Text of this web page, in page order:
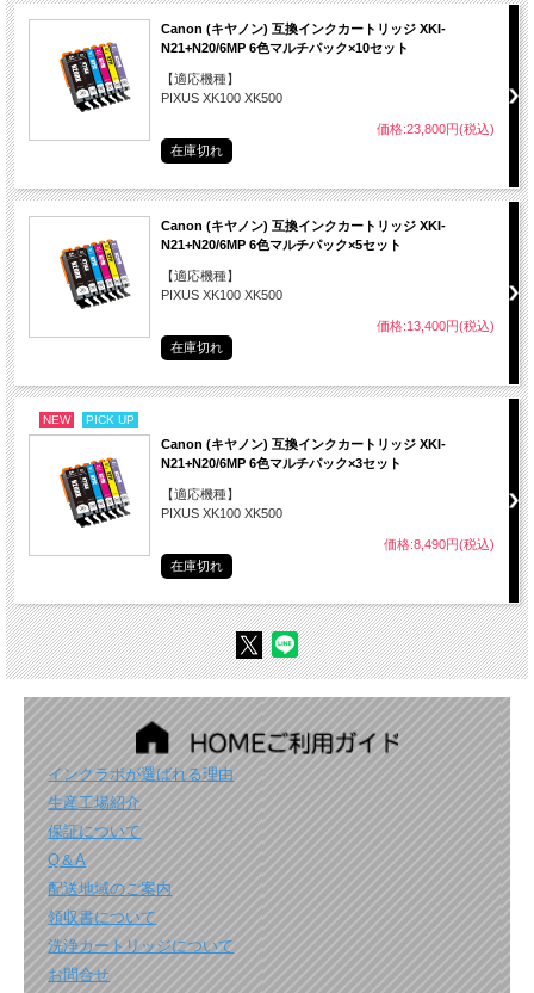
Canon (キヤノン) 互換インクカートリッジ XKI-
N21+N20/6MP 6色マルチパック×10セット
【適応機種】
PIXUS XK100 XK500
価格:23,800円(税込)
在庫切れ
Canon (キヤノン) 互換インクカートリッジ XKI-
N21+N20/6MP 6色マルチパック×5セット
【適応機種】
PIXUS XK100 XK500
価格:13,400円(税込)
在庫切れ
NEW PICK UP
Canon (キヤノン) 互換インクカートリッジ XKI-
N21+N20/6MP 6色マルチパック×3セット
【適応機種】
PIXUS XK100 XK500
価格:8,490円(税込)
在庫切れ
インクラボが選ばれる理由
生産工場紹介
保証について
Q＆A
配送地域のご案内
領収書について
洗浄カートリッジについて
お問合せ